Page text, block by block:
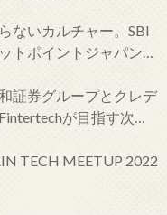
ないカルチャー。SBI
トポイントジャパンの
！
証券グループとクレデ
が目指す次世
TECH MEETUP 2022